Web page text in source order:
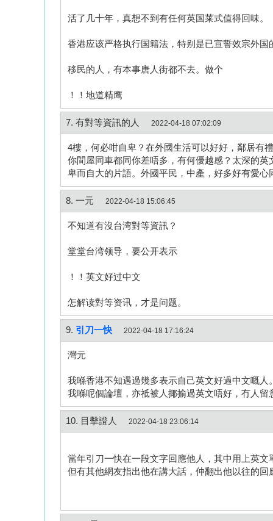
活了几十年，真想不到有任何英国莱式值得回味。
香港应该严格执行国籍法，特别是已宣誓效宗外国
移民的人，有本事唐人街都不去。做个
！！地道精鹰
7. 有對等資訊的人 2022-04-18 07:02:09
4樓，何必咁自卑？在外國生活可以好好，鄰居有
你間屋同車都同你差唔多，有何優越感？太深的
卑而自大的片語。外國平民，中產，好多好有愛心
8. 一元 2022-04-18 15:06:45
不知道有沒台湾對等資訊？
堂堂台湾领导，要公开表示
！！英文好过中文
怎解读對等资讯，才是问题。
9. 引刀一快 2022-04-18 17:16:24
灣元
我喺香港不知遇過幾多表示自己英文好過中文嘅人。
我喺呢個論壇，亦祗被人揶揄過英文唔好，冇人留
10. 目擊證人 2022-04-18 23:06:14
當年引刀一快在一段文字回應他人，其中用上英
但有其他網友指出他在講大話，仲翻出他以往的回